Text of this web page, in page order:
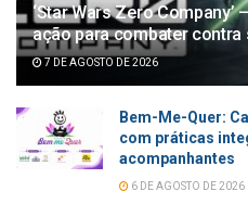
‘Star Wars Zero
ação para combater
7 DE AGOSTO DE 2026
Bem-Me-Quer:
com práticas
acompanhantes
6 DE AGOSTO DE 2026